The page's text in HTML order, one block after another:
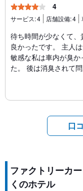
4
サービス:4 店舗設備:4
待ち時間が少なくて
良かったです。 主人
敏感な私は車内が臭
た。 後は消臭されて問
口
ファクトリーカ
くのホテル